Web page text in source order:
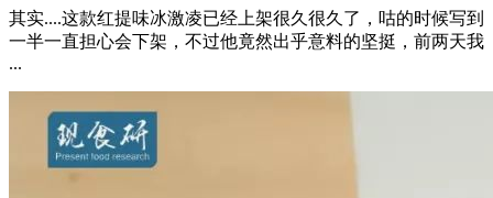
其实....这款红提味冰激凌已经上架很久很久了，咕的时候写到
一半一直担心会下架，不过他竟然出乎意料的坚挺，前两天我
...